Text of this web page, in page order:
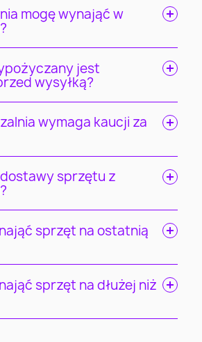
mogę wynająć w
jest
wysyłką?
wymaga kaucji za
sprzętu z
sprzęt na ostatnią
sprzęt na dłużej niż